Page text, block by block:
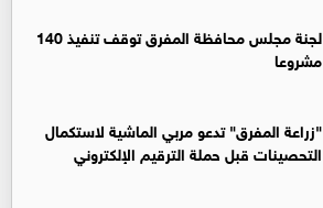
لجنة مجلس محافظة المفرق توقف تنفيذ 140
مشروعا
"زراعة المفرق" تدعو مربي الماشية لاستكمال
التحصينات قبل حملة الترقيم الإلكتروني